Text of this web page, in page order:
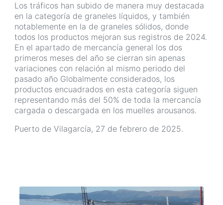
Los tráficos han subido de manera muy destacada
en la categoría de graneles líquidos, y también
notablemente en la de graneles sólidos, donde
todos los productos mejoran sus registros de 2024.
En el apartado de mercancía general los dos
primeros meses del año se cierran sin apenas
variaciones con relación al mismo periodo del
pasado año Globalmente considerados, los
productos encuadrados en esta categoría siguen
representando más del 50% de toda la mercancía
cargada o descargada en los muelles arousanos.
Puerto de Vilagarcía, 27 de febrero de 2025.